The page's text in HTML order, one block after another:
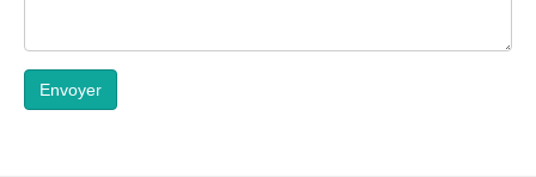
Envoyer